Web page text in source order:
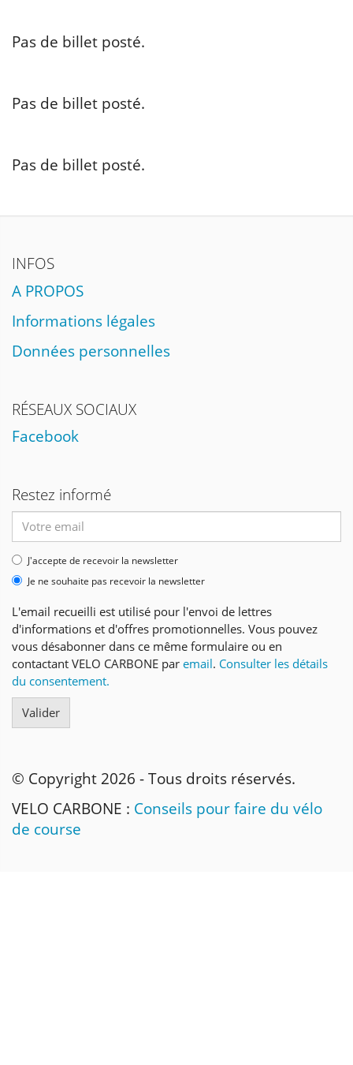
Pas de billet posté.
Pas de billet posté.
Pas de billet posté.
INFOS
A PROPOS
Informations légales
Données personnelles
RÉSEAUX SOCIAUX
Facebook
Restez informé
email
J'accepte de recevoir la newsletter
Je ne souhaite pas recevoir la newsletter
L'email recueilli est utilisé pour l'envoi de lettres
d'informations et d'offres promotionnelles. Vous pouvez
vous désabonner dans ce même formulaire ou en
contactant VELO CARBONE par email. Consulter les détails
du consentement.
© Copyright 2026 - Tous droits réservés.
VELO CARBONE : Conseils pour faire du vélo
de course